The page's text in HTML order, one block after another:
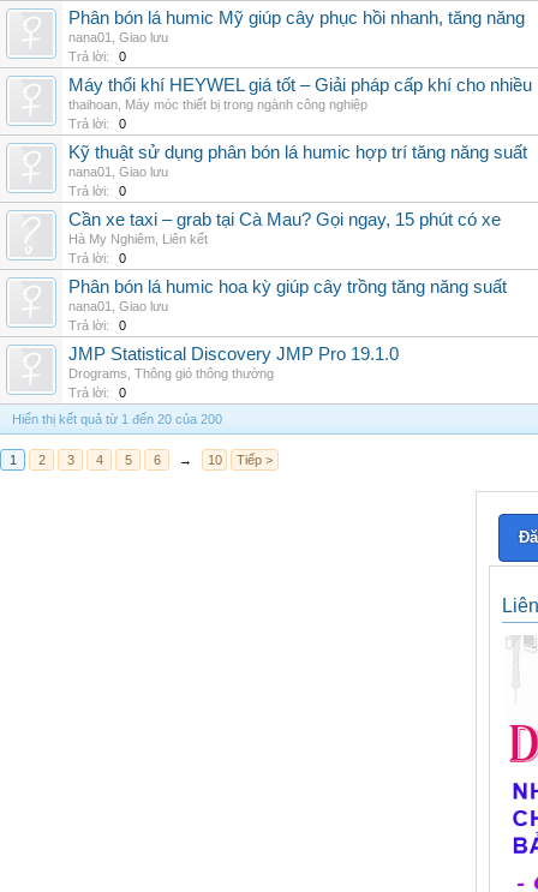
Phân bón lá humic Mỹ giúp cây phục hồi nhanh, tăng năng
nana01
Giao lưu
Trả lời:
0
Máy thổi khí HEYWEL giá tốt – Giải pháp cấp khí cho
thaihoan Máy móc thiết bị trong ngành công nghiệp
Trả lời:
0
Kỹ thuật sử dụng phân bón lá humic hợp trí tăng năng suất
nana01
Giao lưu
Trả lời:
0
Cần xe taxi – grab tại Cà Mau? Gọi ngay, 15 phút có xe
Hà My Nghiêm Liên kết
Trả lời:
0
Phân bón lá humic hoa kỳ giúp cây trồng tăng năng suất
nana01
Giao lưu
Trả lời:
0
JMP Statistical Discovery JMP Pro 19.1.0
Drograms Thông gió thông thường
Trả lời:
0
Hiển thị kết quả từ 1 đến 20 của 200
1 2 3 4 5 6 → 10 Tiếp >